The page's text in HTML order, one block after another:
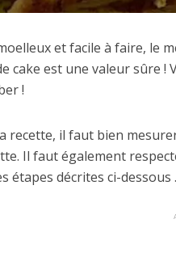
et facile à faire, le
cake est une valeur sûre
!
recette, il faut bien
Il faut également
étapes décrites ci-dessous .